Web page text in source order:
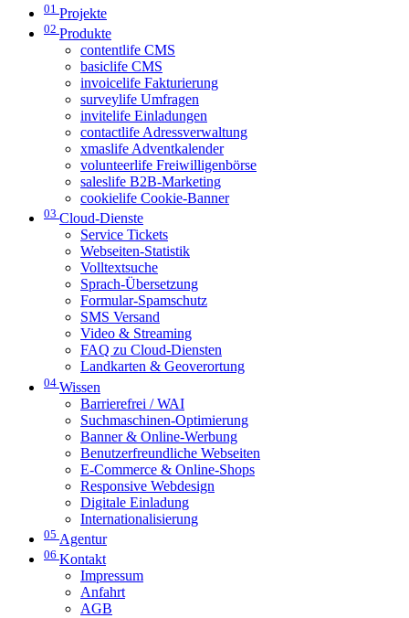
01 Projekte
02 Produkte
contentlife CMS
basiclife CMS
invoicelife Fakturierung
surveylife Umfragen
invitelife Einladungen
contactlife Adressverwaltung
xmaslife Adventkalender
volunteerlife Freiwilligenbörse
saleslife B2B-Marketing
cookielife Cookie-Banner
03 Cloud-Dienste
Service Tickets
Webseiten-Statistik
Volltextsuche
Sprach-Übersetzung
Formular-Spamschutz
SMS Versand
Video & Streaming
FAQ zu Cloud-Diensten
Landkarten & Geoverortung
04 Wissen
Barrierefrei / WAI
Suchmaschinen-Optimierung
Banner & Online-Werbung
Benutzerfreundliche Webseiten
E-Commerce & Online-Shops
Responsive Webdesign
Digitale Einladung
Internationalisierung
05 Agentur
06 Kontakt
Impressum
Anfahrt
AGB